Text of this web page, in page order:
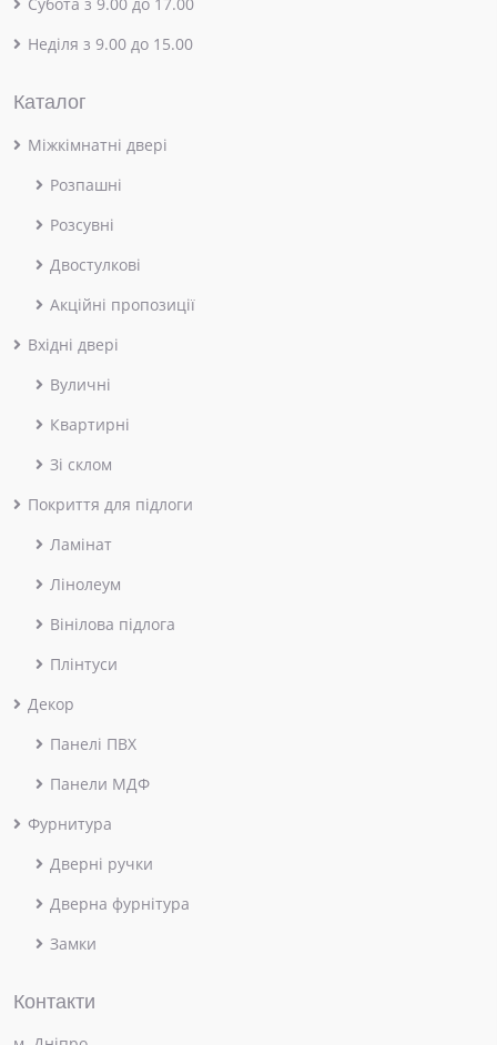
Неділя з 9.00 до 15.00
Каталог
Міжкімнатні двері
Розпашні
Розсувні
Двостулкові
Акційні пропозиції
Вхідні двері
Вуличні
Квартирні
Зі склом
Покриття для підлоги
Ламінат
Лінолеум
Вінілова підлога
Плінтуси
Декор
Панелі ПВХ
Панели МДФ
Фурнитура
Дверні ручки
Дверна фурнітура
Замки
Контакти